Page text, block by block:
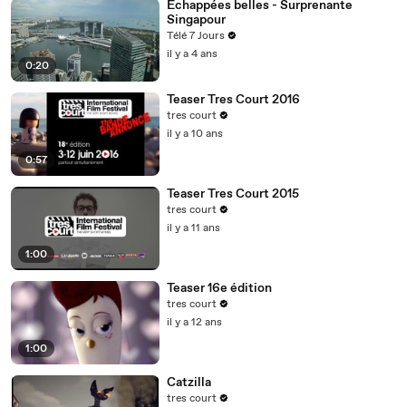
0:20
Echappées belles - Surprenante
Singapour
Télé 7 Jours
il y a 4 ans
0:57
Teaser Tres Court 2016
tres court
il y a 10 ans
1:00
Teaser Tres Court 2015
tres court
il y a 11 ans
1:00
Teaser 16e édition
tres court
il y a 12 ans
Catzilla
tres court